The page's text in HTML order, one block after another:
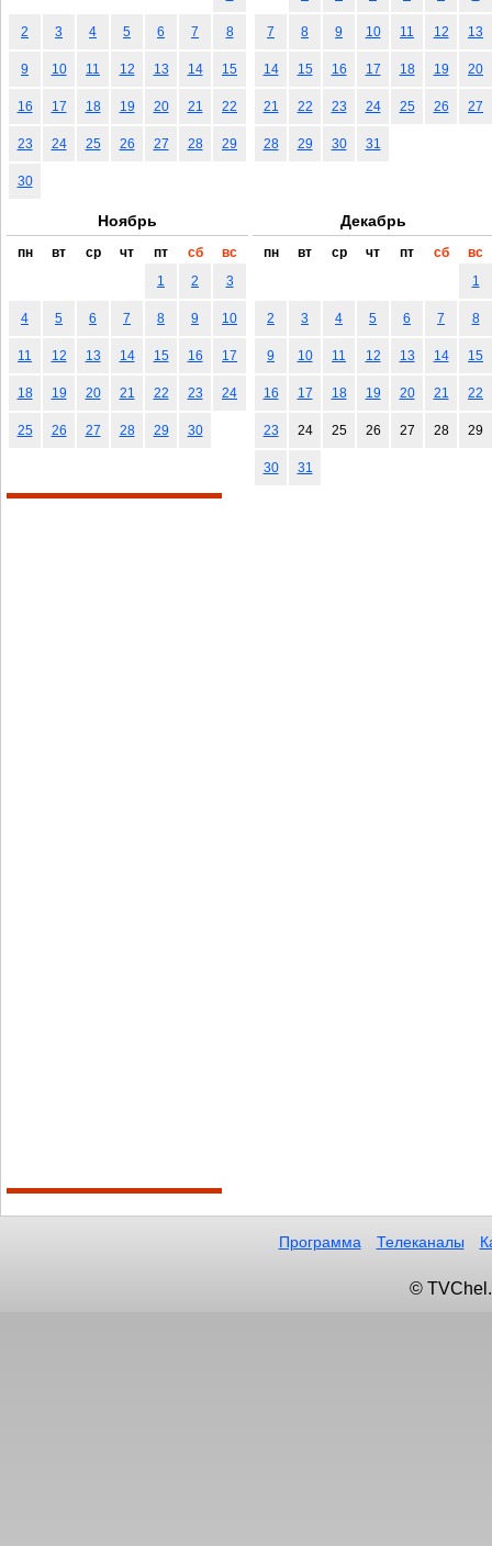
2 3 4 5 6 7 8
9 10 11 12 13 14 15
16 17 18 19 20 21 22
23 24 25 26 27 28 29
30
7 8 9 10 11 12 13
14 15 16 17 18 19 20
21 22 23 24 25 26 27
28 29 30 31
Ноябрь
пн вт ср чт пт сб
вс
1
2 3
4 5 6 7 8 9 10
11 12 13 14 15 16 17
18 19 20 21 22 23 24
25 26 27 28 29 30
Декабрь
пн вт ср чт пт сб
вс
1
2 3 4 5 6 7 8
9 10 11 12 13 14 15
16 17 18 19 20 21 22
23 24 25 26 27 28 29
30 31
Программа Телеканалы
©